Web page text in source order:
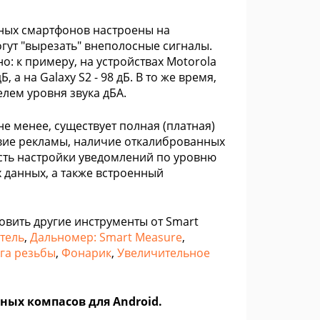
смартфонов настроены на
"вырезать" внеполосные сигналы.
к примеру, на устройствах Motorola
а на Galaxy S2 - 98 дБ. В то же время,
уровня звука дБА.
менее, существует полная (платная)
рекламы, наличие откалиброванных
настройки уведомлений по уровню
а также встроенный
другие инструменты от Smart
, Дальномер: Smart Measure,
резьбы, Фонарик, Увеличительное
компасов для Android.